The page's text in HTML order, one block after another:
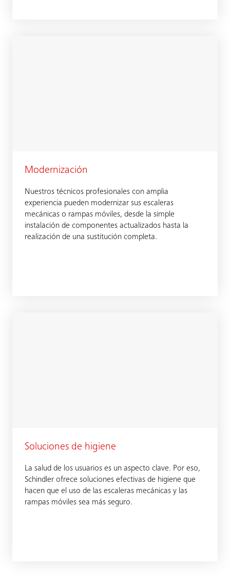
Modernización
Nuestros técnicos profesionales con amplia
experiencia pueden modernizar sus escaleras
mecánicas o rampas móviles, desde la simple
instalación de componentes actualizados hasta la
realización de una sustitución completa.
Soluciones de higiene
La salud de los usuarios es un aspecto clave. Por eso,
Schindler ofrece soluciones efectivas de higiene que
hacen que el uso de las escaleras mecánicas y las
rampas móviles sea más seguro.